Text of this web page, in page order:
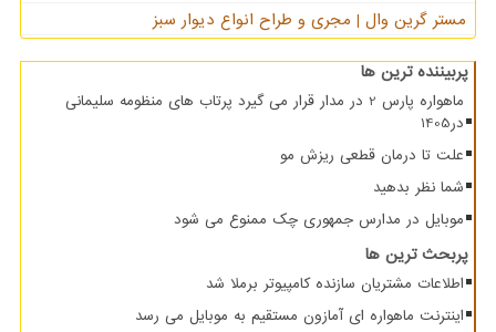
مستر گرین وال | مجری و طراح انواع دیوار سبز
پربیننده ترین ها
ماهواره پارس 2 در مدار قرار می گیرد پرتاب های منظومه سلیمانی
در1405
علت تا درمان قطعی ریزش مو
شما نظر بدهید
موبایل در مدارس جمهوری چک ممنوع می شود
پربحث ترین ها
اطلاعات مشتریان سازنده کامپیوتر برملا شد
اینترنت ماهواره ای آمازون مستقیم به موبایل می رسد